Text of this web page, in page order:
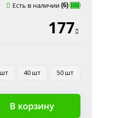
Есть в наличии (6)
177
40 шт 50 шт
В корзину